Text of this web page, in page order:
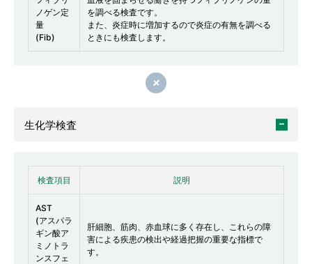
ノゲン定
量
(Fib)
を調べる検査です。
また、炎症時に増加するので炎症の有無を調べる
ときにも検査します。
生化学検査
検査項目 説明
AST
(アスパラ
ギン酸ア
ミノトラ
ンスフェ
肝細胞、筋肉、赤血球に多く存在し、これらの障
害による疾患の検出や経過把握の重要な指標で
す。